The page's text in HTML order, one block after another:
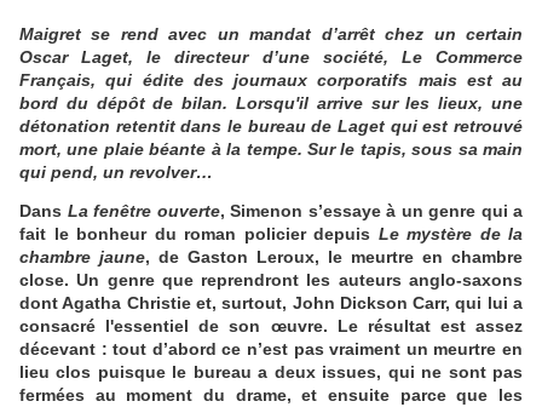
Maigret se rend avec un mandat d’arrêt chez un certain
Oscar Laget, le directeur d’une société, Le Commerce
Français, qui édite des journaux corporatifs mais est au
bord du dépôt de bilan. Lorsqu'il arrive sur les lieux, une
détonation retentit dans le bureau de Laget qui est retrouvé
mort, une plaie béante à la tempe. Sur le tapis, sous sa main
qui pend, un revolver…
Dans La fenêtre ouverte, Simenon s’essaye à un genre qui a
fait le bonheur du roman policier depuis Le mystère de la
chambre jaune, de Gaston Leroux, le meurtre en chambre
close. Un genre que reprendront les auteurs anglo-saxons
dont Agatha Christie et, surtout, John Dickson Carr, qui lui a
consacré l'essentiel de son œuvre. Le résultat est assez
décevant : tout d’abord ce n’est pas vraiment un meurtre en
lieu clos puisque le bureau a deux issues, qui ne sont pas
fermées au moment du drame, et ensuite parce que les